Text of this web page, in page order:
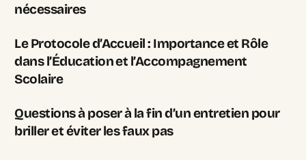
nécessaires
Le Protocole d’Accueil : Importance et Rôle
dans l’Éducation et l’Accompagnement
Scolaire
Questions à poser à la fin d’un entretien pour
briller et éviter les faux pas